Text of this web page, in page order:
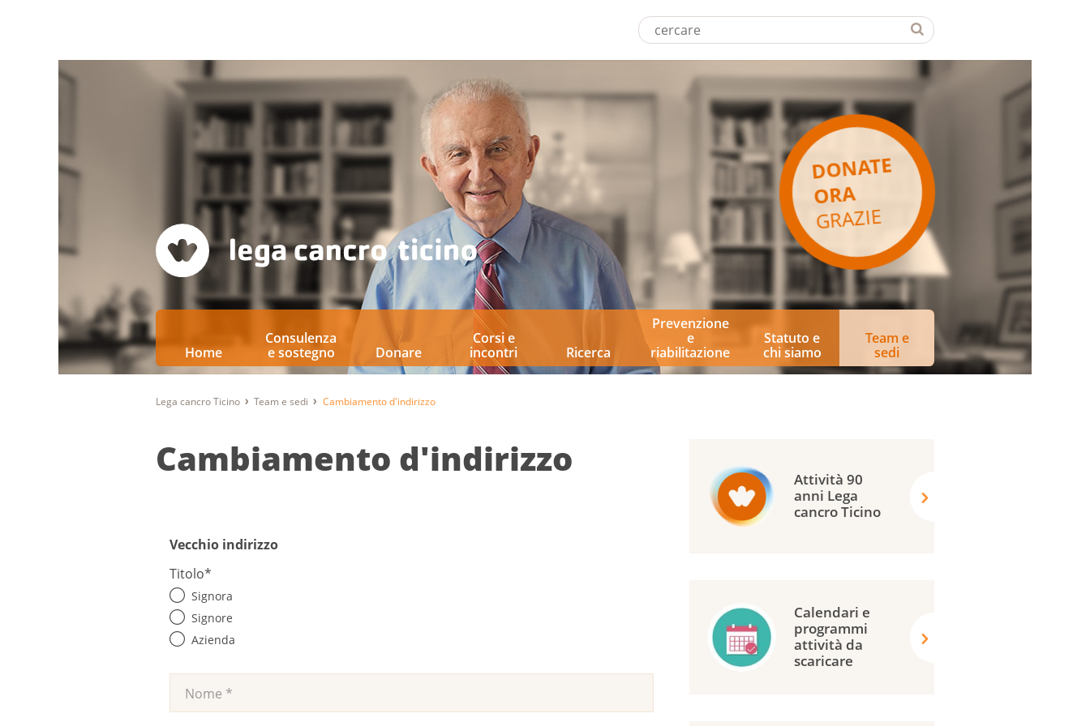
DONATE
ORA
GRAZIE
Home
Consulenza
e sostegno
Donare
Corsi e
incontri
Ricerca
Prevenzione
e
riabilitazione
Statuto e
chi siamo
Team e
sedi
Lega cancro Ticino Team e sedi Cambiamento d'indirizzo
Cambiamento d'indirizzo
Vecchio indirizzo
Titolo*
Signora
Signore
Azienda
Attività 90
anni Lega
cancro Ticino
Calendari e
programmi
attività da
scaricare